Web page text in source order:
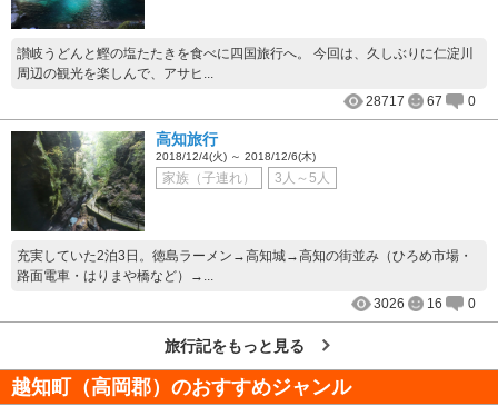
讃岐うどんと鰹の塩たたきを食べに四国旅行へ。 今回は、久しぶりに仁淀川
周辺の観光を楽しんで、アサヒ...
28717
67 0
高知旅行
2018/12/4(火) ～ 2018/12/6(木)
家族（子連れ） 3人～5人
充実していた2泊3日。徳島ラーメン→高知城→高知の街並み（ひろめ市場・
路面電車・はりまや橋など）→...
3026
16 0
旅行記をもっと見る
越知町（高岡郡） のおすすめジャンル